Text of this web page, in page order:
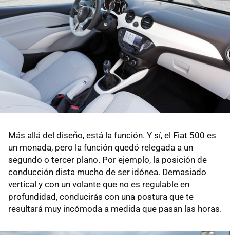
Más allá del diseño, está la función. Y sí, el Fiat 500 es
un monada, pero la función quedó relegada a un
segundo o tercer plano. Por ejemplo, la posición de
conducción dista mucho de ser idónea. Demasiado
vertical y con un volante que no es regulable en
profundidad, conducirás con una postura que te
resultará muy incómoda a medida que pasan las horas.